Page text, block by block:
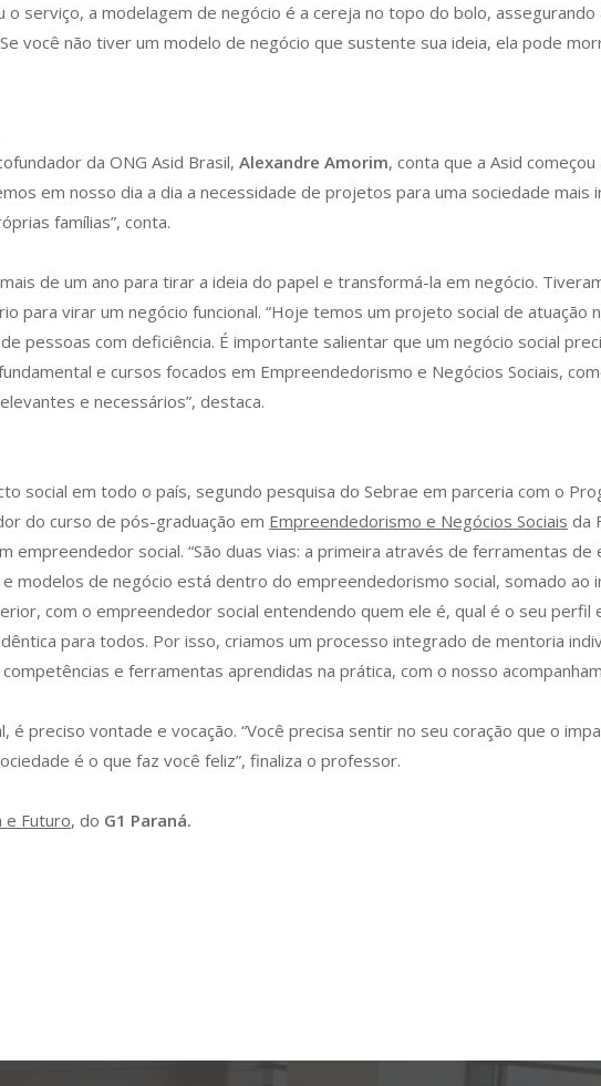
serviço, a modelagem de negócio é a cereja no topo do bolo,
você não tiver um modelo de negócio que sustente sua ideia, ela pode
da ONG Asid Brasil, Alexandre Amorim, conta que a Asid
em nosso dia a dia a necessidade de projetos para uma sociedade
famílias”, conta.
de um ano para tirar a ideia do papel e transformá-la em negócio.
para virar um negócio funcional. “Hoje temos um projeto social de atuação
pessoas com deficiência. É importante salientar que um negócio social
e cursos focados em Empreendedorismo e Negócios Sociais,
e necessários”, destaca.
social em todo o país, segundo pesquisa do Sebrae em parceria com o
do curso de pós-graduação em Empreendedorismo e Negócios Sociais da
empreendedor social. “São duas vias: a primeira através de ferramentas
modelos de negócio está dentro do empreendedorismo social, somado ao
com o empreendedor social entendendo quem ele é, qual é o seu perfil
para todos. Por isso, criamos um processo integrado de mentoria
e ferramentas aprendidas na prática, com o nosso
é preciso vontade e vocação. “Você precisa sentir no seu coração que o
é o que faz você feliz”, finaliza o professor.
e Futuro, do G1 Paraná.